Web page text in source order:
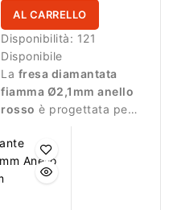
AL CARRELLO
Disponibilità: 121
Disponibile
La fresa diamantata
fiamma Ø2,1mm anello
rosso è progettata per
lavorazioni delicate
durante la manicure.